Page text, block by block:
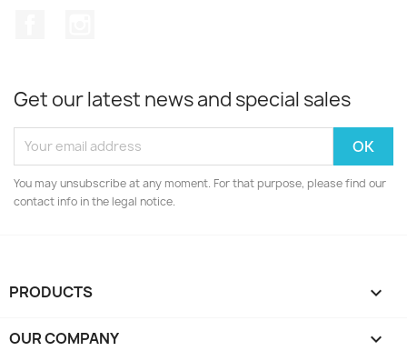
Get our latest news and special sales
You may unsubscribe at any moment. For that purpose, please find our
contact info in the legal notice.
PRODUCTS 
OUR COMPANY 